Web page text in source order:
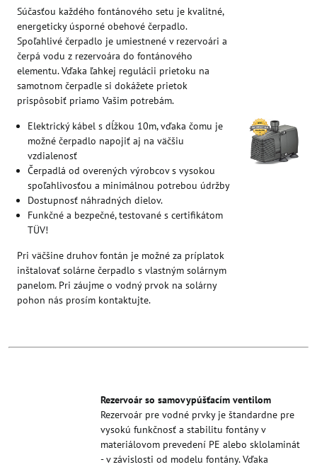
Súčasťou každého fontánového setu je kvalitné,
energeticky úsporné obehové čerpadlo.
Spoľahlivé čerpadlo je umiestnené v rezervoári a
čerpá vodu z rezervoára do fontánového
elementu. Vďaka ľahkej regulácii prietoku na
samotnom čerpadle si dokážete prietok
prispôsobiť priamo Vašim potrebám.
Elektrický kábel s dĺžkou 10m, vďaka čomu je
možné čerpadlo napojiť aj na väčšiu
vzdialenosť
Čerpadlá od overených výrobcov s vysokou
spoľahlivosťou a minimálnou potrebou údržby
Dostupnosť náhradných dielov.
Funkčné a bezpečné, testované s certifikátom
TÜV!
Pri väčšine druhov fontán je možné za príplatok
inštalovať solárne čerpadlo s vlastným solárnym
panelom. Pri záujme o vodný prvok na solárny
pohon nás prosím kontaktujte.
Rezervoár so samovypúšťacím ventilom
Rezervoár pre vodné prvky je štandardne pre
vysokú funkčnosť a stabilitu fontány v
materiálovom prevedení PE alebo sklolaminát
- v závislosti od modelu fontány. Vďaka